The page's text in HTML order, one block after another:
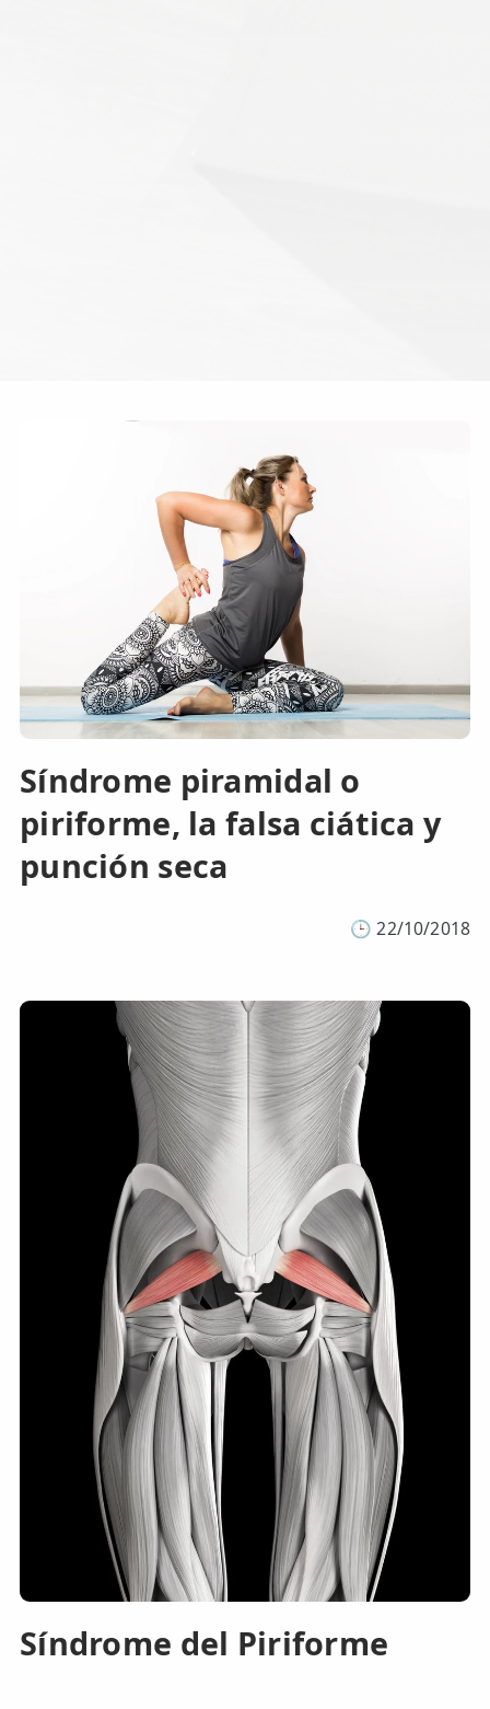
Síndrome piramidal o
piriforme, la falsa ciática y
punción seca
🕒 22/10/2018
Síndrome del Piriforme